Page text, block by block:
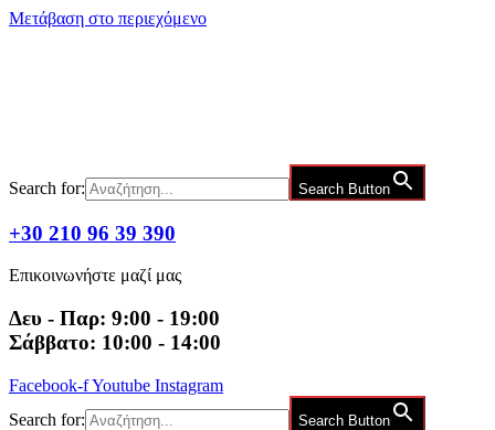
Μετάβαση στο περιεχόμενο
Search for: Search Button
+30 210 96 39 390
Επικοινωνήστε μαζί μας
Δευ - Παρ: 9:00 - 19:00
Σάββατο: 10:00 - 14:00
Facebook-fYoutube Instagram
Search for:
Search Button